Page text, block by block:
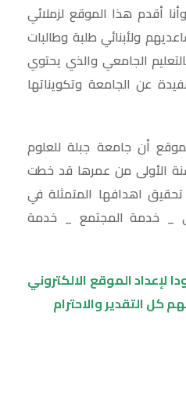
أقدم هذا الموقع لزملائي
ولأبنائي طلبة وطالبات
الجامعي والذي يحتوي
عن الجامعة وتكويناتها
أن جامعة جبلة للعلوم
الأولى من عمرها قد خطت
اهدافها المتمثلة في
_ خدمة المجتمع _ خدمة
لإعداد الموقع الالكتروني
كل التقدير والاحترام